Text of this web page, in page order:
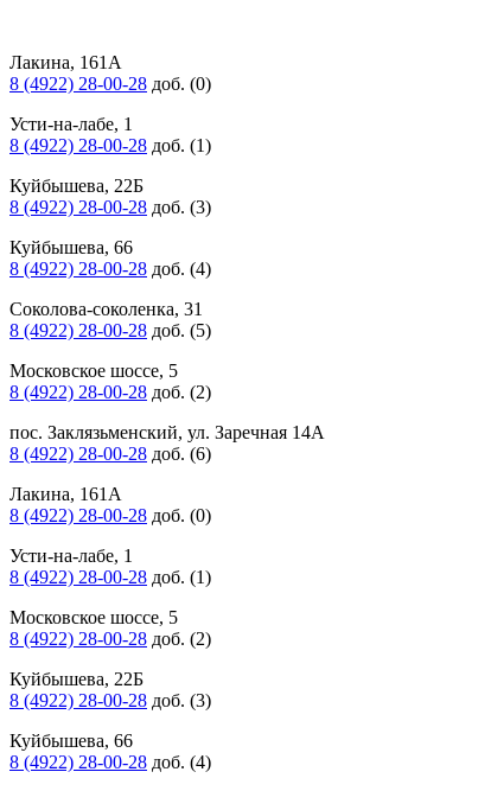
Лакина, 161А
8 (4922) 28-00-28 доб. (0)
Усти-на-лабе, 1
8 (4922) 28-00-28 доб. (1)
Куйбышева, 22Б
8 (4922) 28-00-28 доб. (3)
Куйбышева, 66
8 (4922) 28-00-28 доб. (4)
Соколова-соколенка, 31
8 (4922) 28-00-28 доб. (5)
Московское шоссе, 5
8 (4922) 28-00-28 доб. (2)
пос. Заклязьменский, ул. Заречная 14А
8 (4922) 28-00-28 доб. (6)
Лакина, 161А
8 (4922) 28-00-28 доб. (0)
Усти-на-лабе, 1
8 (4922) 28-00-28 доб. (1)
Московское шоссе, 5
8 (4922) 28-00-28 доб. (2)
Куйбышева, 22Б
8 (4922) 28-00-28 доб. (3)
Куйбышева, 66
8 (4922) 28-00-28 доб. (4)